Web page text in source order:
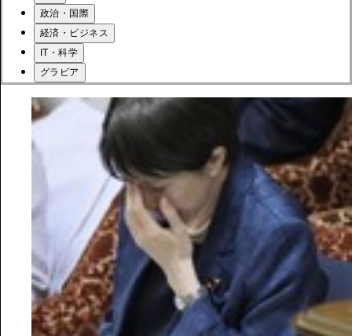
政治・国際
経済・ビジネス
IT・科学
グラビア